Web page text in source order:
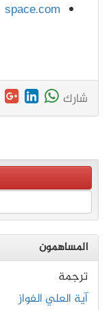
space.com
شارك
المساهمون
ترجمة
آية العلي الفواز